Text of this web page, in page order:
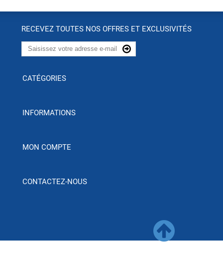
RECEVEZ TOUTES NOS OFFRES ET EXCLUSIVITÉS
CATÉGORIES
INFORMATIONS
MON COMPTE
CONTACTEZ-NOUS